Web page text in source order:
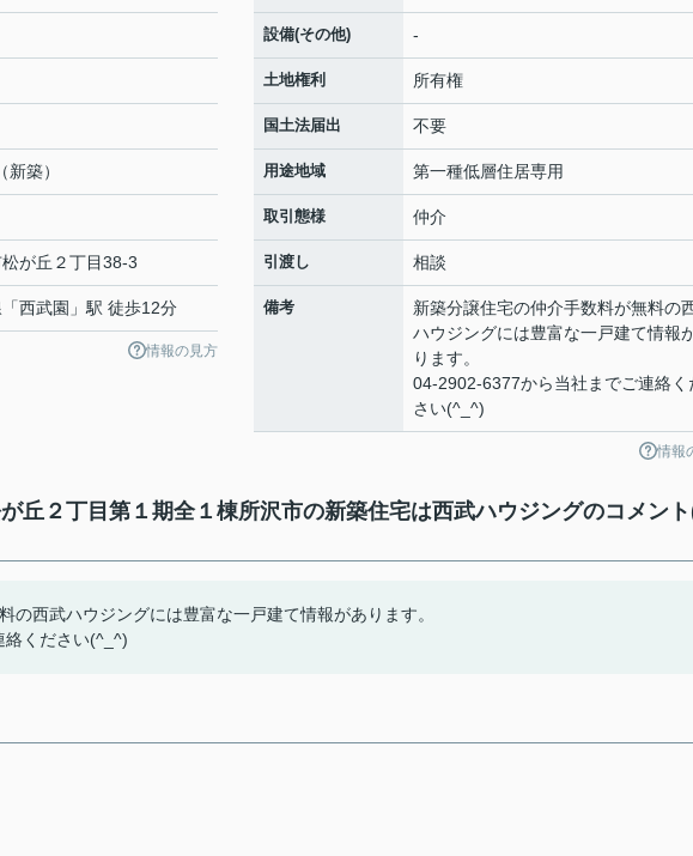
築）
松が丘 ２丁目38-3
「西武園 」駅 徒歩12分
情報の見方
設備(その他) -
土地権利 所有権
国土法届出 不要
用途地域 第一種低層住居専用
取引態様 仲介
引渡し 相談
備考
新築分譲住宅の仲介手数料が無料の
ハウジングには豊富な一戸建て情報
ります。
04-2902-6377から当社までご連絡く
さい(^_^)
情報
が丘２丁目第１期全１棟所沢市の新築住宅は西武ハウジングのコメン
の西武ハウジングには豊富な一戸建て情報があります。
ください(^_^)